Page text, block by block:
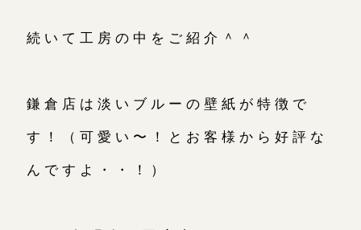
続いて工房の中をご紹介＾＾
鎌倉店は淡いブルーの壁紙が特徴で
す！（可愛い〜！とお客様から好評な
んですよ・・！）